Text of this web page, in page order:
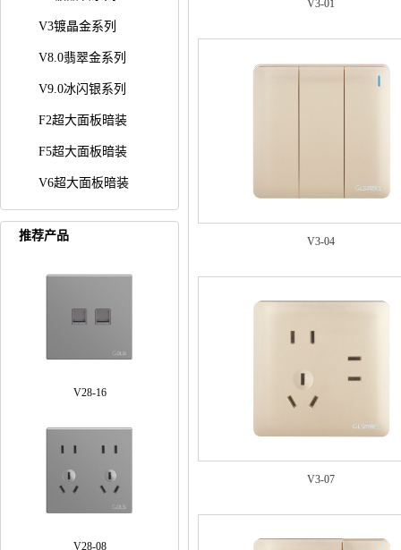
V3镀晶金系列
V8.0翡翠金系列
V9.0冰闪银系列
F2超大面板暗装
F5超大面板暗装
V6超大面板暗装
推荐产品
V28-16
V28-08
V3-01
V3-04
V3-07